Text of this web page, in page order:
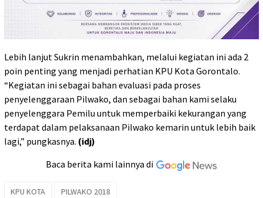
Lebih lanjut Sukrin menambahkan, melalui kegiatan ini ada 2
poin penting yang menjadi perhatian KPU Kota Gorontalo.
“Kegiatan ini sebagai bahan evaluasi pada proses
penyelenggaraan Pilwako, dan sebagai bahan kami selaku
penyelenggara Pemilu untuk memperbaiki kekurangan yang
terdapat dalam pelaksanaan Pilwako kemarin untuk lebih baik
lagi,” pungkasnya. (idj)
Baca berita kami lainnya di
KPU KOTA PILWAKO 2018